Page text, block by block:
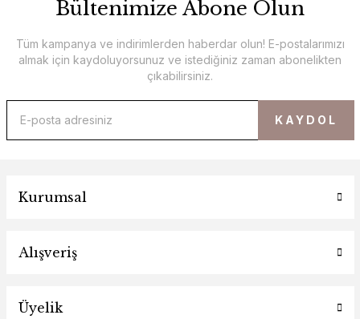
Bültenimize Abone Olun
Tüm kampanya ve indirimlerden haberdar olun! E-postalarımızı
almak için kaydoluyorsunuz ve istediğiniz zaman abonelikten
çıkabilirsiniz.
KAYDOL
Kurumsal
Alışveriş
Üyelik